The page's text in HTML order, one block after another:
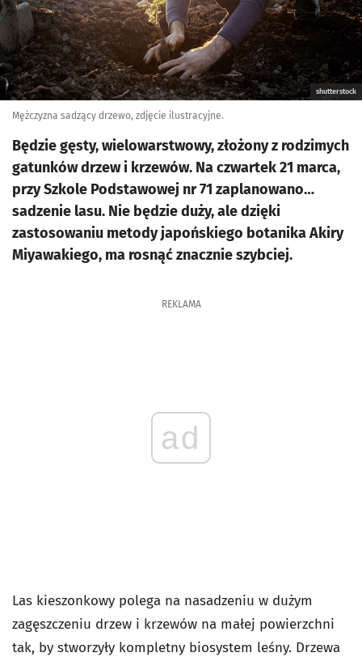
shutterstock
Mężczyzna sadzący drzewo, zdjęcie ilustracyjne.
Będzie gęsty, wielowarstwowy, złożony z rodzimych
gatunków drzew i krzewów. Na czwartek 21 marca,
przy Szkole Podstawowej nr 71 zaplanowano…
sadzenie lasu. Nie będzie duży, ale dzięki
zastosowaniu metody japońskiego botanika Akiry
Miyawakiego, ma rosnąć znacznie szybciej.
REKLAMA
ad
Las kieszonkowy polega na nasadzeniu w dużym
zagęszczeniu drzew i krzewów na małej powierzchni
tak, by stworzyły kompletny biosystem leśny. Drzewa